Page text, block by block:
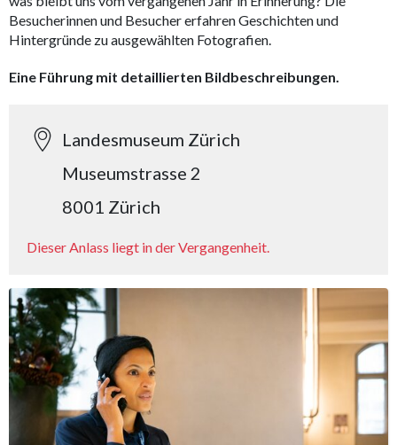
Besucherinnen und Besucher erfahren Geschichten und
Hintergründe zu ausgewählten Fotografien.
Eine Führung mit detaillierten Bildbeschreibungen.
Landesmuseum Zürich
Museumstrasse 2
8001 Zürich
Dieser Anlass liegt in der Vergangenheit.